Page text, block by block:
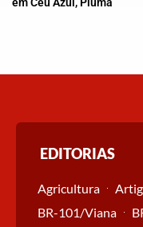
EDITORIAS
Agricultura
BR-101/Viana